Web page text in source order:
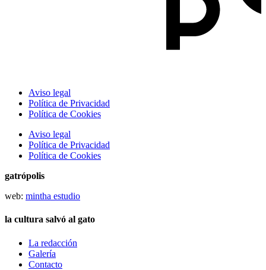
Aviso legal
Política de Privacidad
Política de Cookies
Aviso legal
Política de Privacidad
Política de Cookies
gatrópolis
web: mintha estudio
la cultura salvó al gato
La redacción
Galería
Contacto